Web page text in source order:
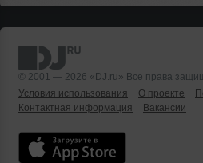
© 2001 — 2026 «DJ.ru» Все права
Условия использования
О проекте
Контактная информация
Вакансии